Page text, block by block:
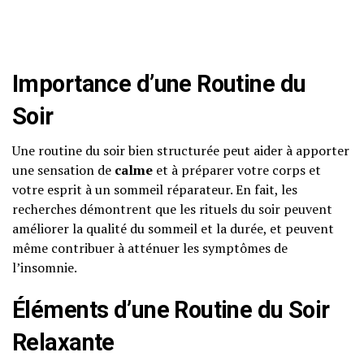
Importance d’une Routine du
Soir
Une routine du soir bien structurée peut aider à apporter
une sensation de calme et à préparer votre corps et
votre esprit à un sommeil réparateur. En fait, les
recherches démontrent que les rituels du soir peuvent
améliorer la qualité du sommeil et la durée, et peuvent
même contribuer à atténuer les symptômes de
l’insomnie.
Éléments d’une Routine du Soir
Relaxante